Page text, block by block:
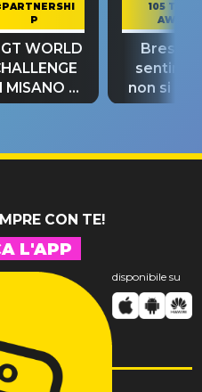
P
GT WORLD
MISANO si
105 TAKE
AWAY
Bresh:
non si
fino alla
CON TE!
L'APP
disponibile su